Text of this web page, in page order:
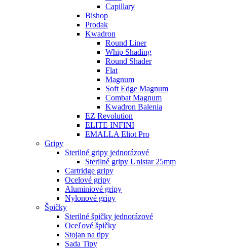
Capillary
Bishop
Prodak
Kwadron
Round Liner
Whip Shading
Round Shader
Flat
Magnum
Soft Edge Magnum
Combat Magnum
Kwadron Balenia
EZ Revolution
ELITE INFINI
EMALLA Eliot Pro
Gripy
Sterilné gripy jednorázové
Sterilné gripy Unistar 25mm
Cartridge gripy
Ocelové gripy
Aluminiové gripy
Nylonové gripy
Špičky
Sterilné špičky jednorázové
Oceľové špičky
Stojan na tipy
Sada Tipy